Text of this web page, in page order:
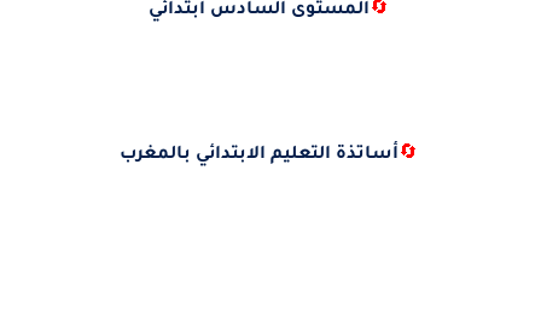
🔄المستوى السادس ابتدائي
🔄أساتذة التعليم الابتدائي بالمغرب